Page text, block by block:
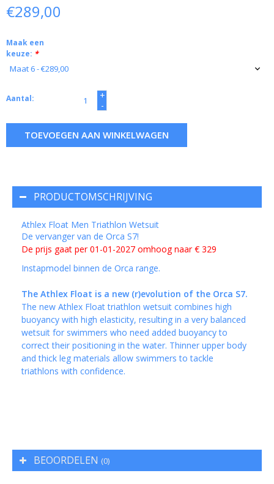
€289,00
Maak een
keuze: *
Aantal:
+
-
TOEVOEGEN AAN WINKELWAGEN
PRODUCTOMSCHRIJVING
Athlex Float Men Triathlon Wetsuit
De vervanger van de Orca S7!
De prijs gaat per 01-01-2027 omhoog naar € 329
Instapmodel binnen de Orca range.
The Athlex Float is a new (r)evolution of the Orca S7.
The new Athlex Float triathlon wetsuit combines high
buoyancy with high elasticity, resulting in a very balanced
wetsuit for swimmers who need added buoyancy to
correct their positioning in the water. Thinner upper body
and thick leg materials allow swimmers to tackle
triathlons with confidence.
BEOORDELEN (0)